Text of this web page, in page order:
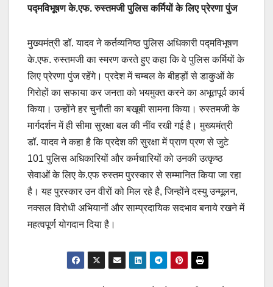
पद्मविभूषण के.एफ. रुस्तमजी पुलिस कर्मियों के लिए प्रेरणा पुंज
मुख्यमंत्री डॉ. यादव ने कर्तव्यनिष्ठ पुलिस अधिकारी पद्मविभूषण
के.एफ. रुस्तमजी का स्मरण करते हुए कहा कि वे पुलिस कर्मियों के
लिए प्रेरणा पुंज रहेंगे। प्रदेश में चम्बल के बीहड़ों से डाकुओं के
गिरोहों का सफाया कर जनता को भयमुक्त करने का अभूतपूर्व कार्य
किया। उन्होंने हर चुनौती का बखूबी सामना किया। रुस्तमजी के
मार्गदर्शन में ही सीमा सुरक्षा बल की नींव रखी गई है। मुख्यमंत्री
डॉ. यादव ने कहा है कि प्रदेश की सुरक्षा में प्राण प्रण से जुटे
101 पुलिस अधिकारियों और कर्मचारियों को उनकी उत्कृष्ठ
सेवाओं के लिए के.एफ रुस्तम पुरस्कार से सम्मानित किया जा रहा
है। यह पुरस्कार उन वीरों को मिल रहे है, जिन्होंने दस्यु उन्मूलन,
नक्सल विरोधी अभियानों और साम्प्रदायिक सदभाव बनाये रखने में
महत्वपूर्ण योगदान दिया है।